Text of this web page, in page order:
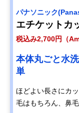
パナソニック
エチケットカ
税込み2,700円（
本体丸ごと水
単
ほどよい長さにカ
毛はもちろん、鼻